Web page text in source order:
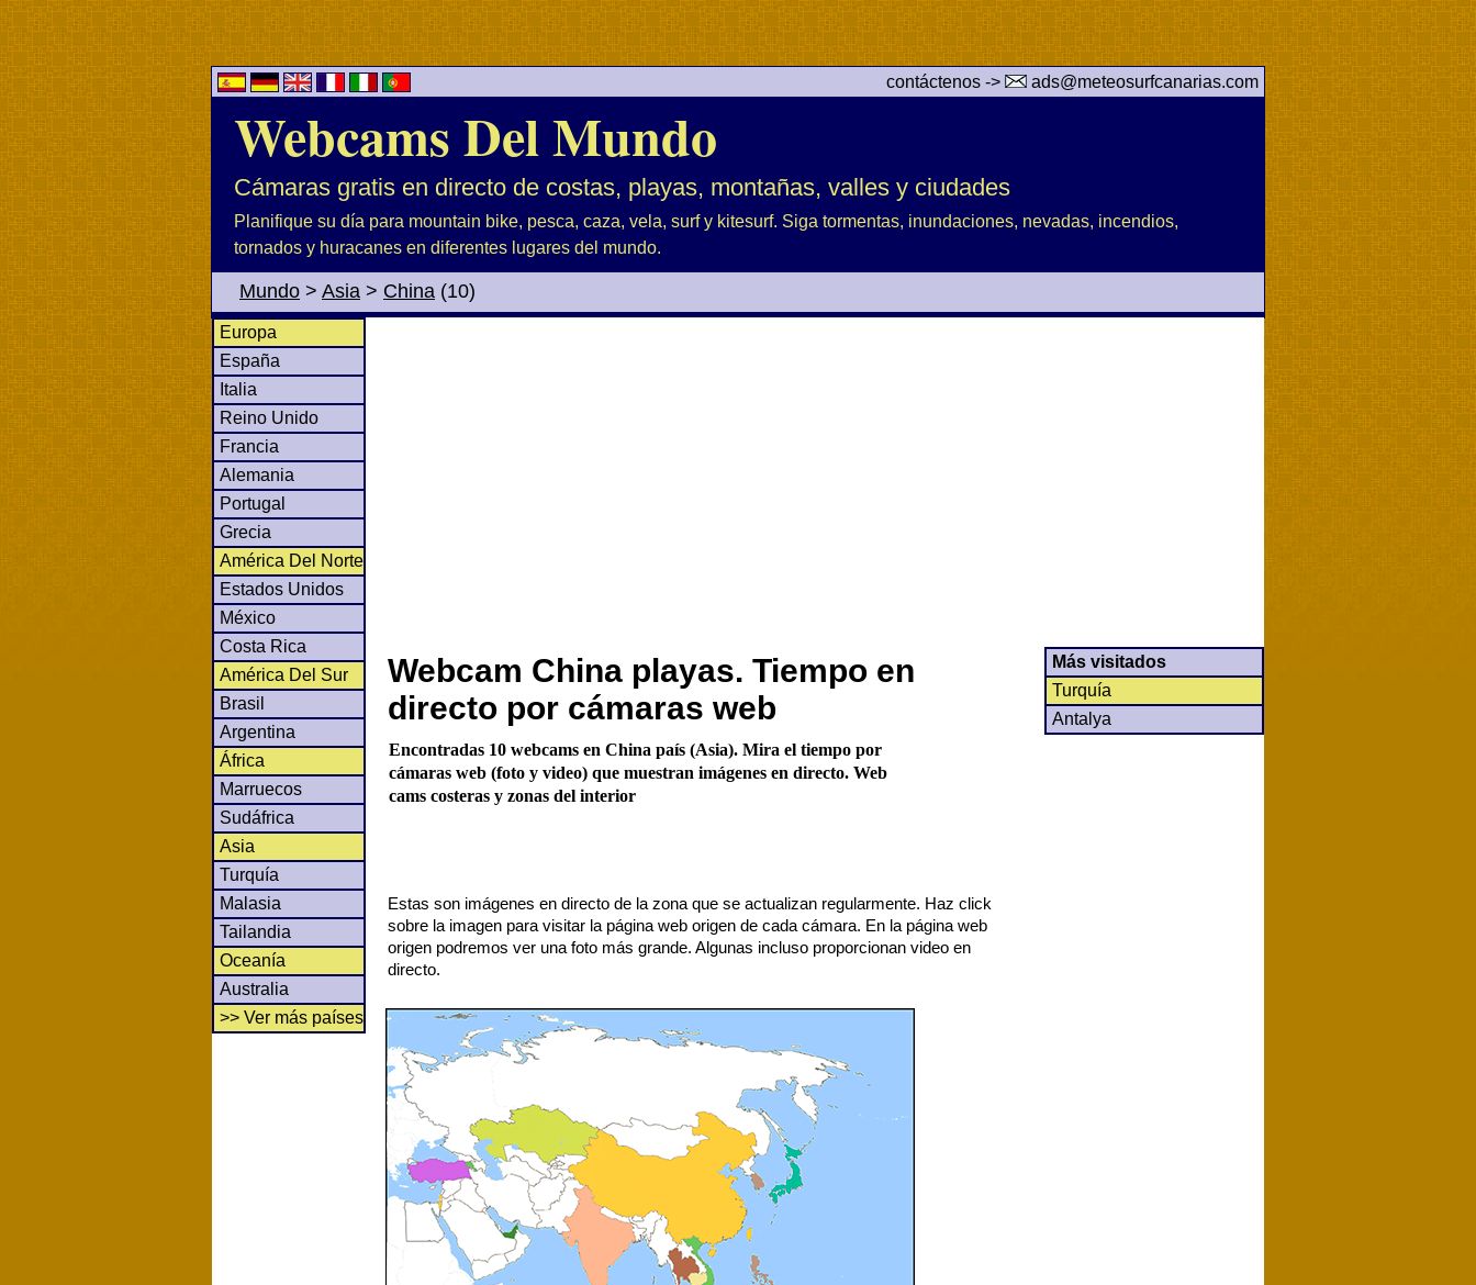
contáctenos -> ads@meteosurfcanarias.com
Webcams Del Mundo
Cámaras gratis en directo de costas, playas, montañas, valles y ciudades
Planifique su día para mountain bike, pesca, caza, vela, surf y kitesurf. Siga tormentas, inundaciones, nevadas, incendios,
tornados y huracanes en diferentes lugares del mundo.
Mundo > Asia > China (10)
Europa
España
Italia
Reino Unido
Francia
Alemania
Portugal
Grecia
América Del Norte
Estados Unidos
México
Costa Rica
América Del Sur
Brasil
Argentina
África
Marruecos
Sudáfrica
Asia
Turquía
Malasia
Tailandia
Oceanía
Australia
>> Ver más países
Webcam China playas. Tiempo en
directo por cámaras web
Encontradas 10 webcams en China país (Asia). Mira el tiempo por
cámaras web (foto y video) que muestran imágenes en directo. Web
cams costeras y zonas del interior
Estas son imágenes en directo de la zona que se actualizan regularmente. Haz click
sobre la imagen para visitar la página web origen de cada cámara. En la página web
origen podremos ver una foto más grande. Algunas incluso proporcionan video en
directo.
Más visitados
Turquía
Antalya